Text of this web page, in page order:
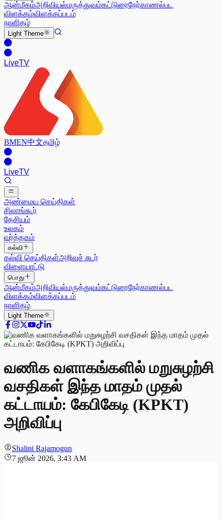
ஆன்மீகம்அறிவியல்மருத்துவம்கட்டுரைநேர்காணல்பட
விளக்கம்விளக்கப்படம்
நாளிதழ்
Light Theme
LiveTV
BMEN中文தமிழ்
LiveTV
அண்மைய செய்திகள்
சிலாங்கூர்
தேசியம்
உலகம்
வர்த்தகம்
கல்வி
கல்வி செய்திகள்அறிவுச் சுடர்
விளையாட்டு
பொது
ஆன்மீகம்அறிவியல்மருத்துவம்கட்டுரைநேர்காணல்பட
விளக்கம்விளக்கப்படம்
நாளிதழ்
Light Theme
வணிக வளாகங்களில் மறுசுழற்சி
வசதிகள் இந்த மாதம் முதல்
கட்டாயம்: கேபிகேடி (KPKT)
அறிவிப்பு
Shalini Rajamogun
7 ஜூன் 2026, 3:43 AM